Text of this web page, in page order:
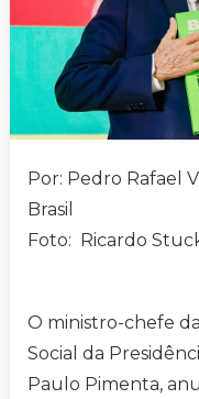
Por: Pedro Rafael
Brasil
Foto: Ricardo
O ministro-chefe
Social da
Paulo Pimenta,